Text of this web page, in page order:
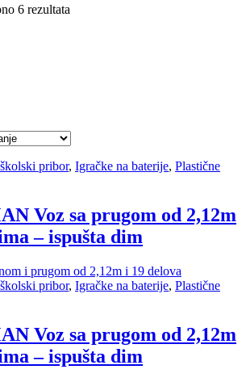
6 rezultata
pribor, Igračke na baterije, Plastične
Voz sa prugom od 2,12m
– ispušta dim
pribor, Igračke na baterije, Plastične
Voz sa prugom od 2,12m
– ispušta dim